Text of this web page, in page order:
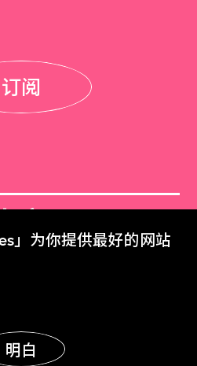
」为你提供最好的网站
明白
订阅
案